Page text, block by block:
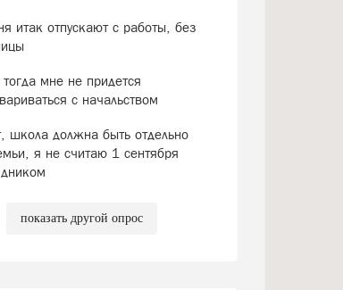
итак отпускают с работы, без
мне не придется
с начальством
школа должна быть отдельно
я не считаю 1 сентября
показать другой опрос